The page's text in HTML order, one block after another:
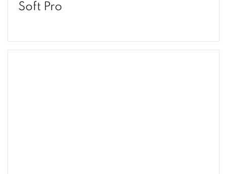
Soft Pro